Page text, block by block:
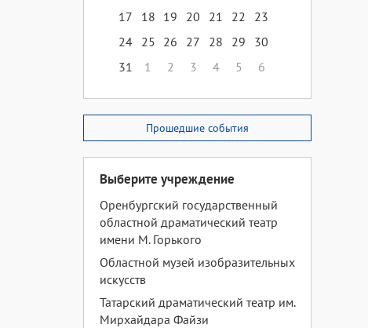
17
18 19 20 21 22
23
24 25 26 27 28 29
30
31
1 2 3 4 5 6
Прошедшие события
Выберите учреждение
Оренбургский государственный
областной драматический театр
имени М. Горького
Областной музей изобразительных
искусств
Татарский драматический театр им.
Мирхайдара Файзи